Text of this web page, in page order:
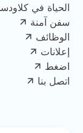
الحياة في
سفن آمنة
الوظائف
إعلانات
اضغط
اتصل بنا